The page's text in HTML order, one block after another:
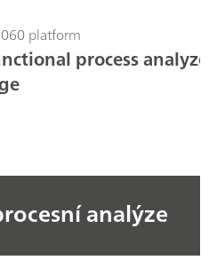
platform
process
analýze